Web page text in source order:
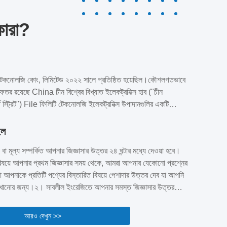
কোং, লিমিটেড ২০২২ সালে প্রতিষ্ঠিত হয়েছিল।কৌশলগতভাবে
রয়েছে China চীন বিশ্বের বিখ্যাত ইলেকট্রনিক্স হাব ("চীন
স্ট্রিট") File ফিলিটি টেকনোলজি ইলেকট্রনিক্স উপাদানগুলির একটি
বিশ্বব্যাপী গ্রাহকদের জন্য নির্ভরযোগ্য এন্ড-টু-এন্ড সোর্সিং
মূল্য সম্পর্কিত আপনার জিজ্ঞাসার উত্তর ২৪ ঘন্টার মধ্যে দেওয়া হবে।
আপনার প্রথম জিজ্ঞাসার সময় থেকে, আমরা আপনার যেকোনো প্রশ্নের
প্রতিটি পণ্যের বিস্তারিত বিষয়ে পেশাদার উত্তর দেব যা আপনি
জন্য।২। সাবলীল ইংরেজিতে আপনার সমস্ত জিজ্ঞাসার উত্তর
আরও দেখুন >>